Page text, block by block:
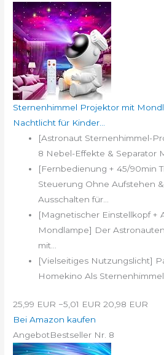
Sternenhimmel Projektor mit
Nachtlicht für Kinder...
[Astronaut Sternenhimmel-
8 Nebel-Effekte & Separator
[Fernbedienung + 45/90min
Steuerung Ohne Aufstehen
Ausschalten für...
[Magnetischer Einstellkopf +
Mondlampe] Der
mit...
[Vielseitiges Nutzungslicht]
Homekino Als
25,99 EUR −5,01 EUR 20,98 EUR
Bei Amazon kaufen
AngebotBestseller Nr. 8